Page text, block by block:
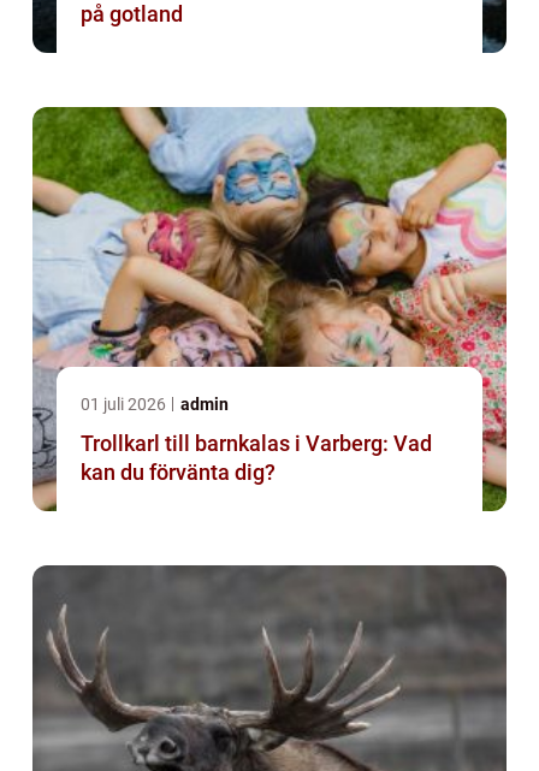
på gotland
01 juli 2026 admin
Trollkarl till barnkalas i Varberg: Vad
kan du förvänta dig?